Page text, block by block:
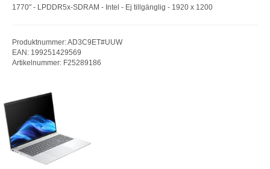
1770" - LPDDR5x-SDRAM - Intel - Ej tillgänglig - 1920 x 1200
Produktnummer: AD3C9ET#UUW
EAN: 199251429569
Artikelnummer: F25289186